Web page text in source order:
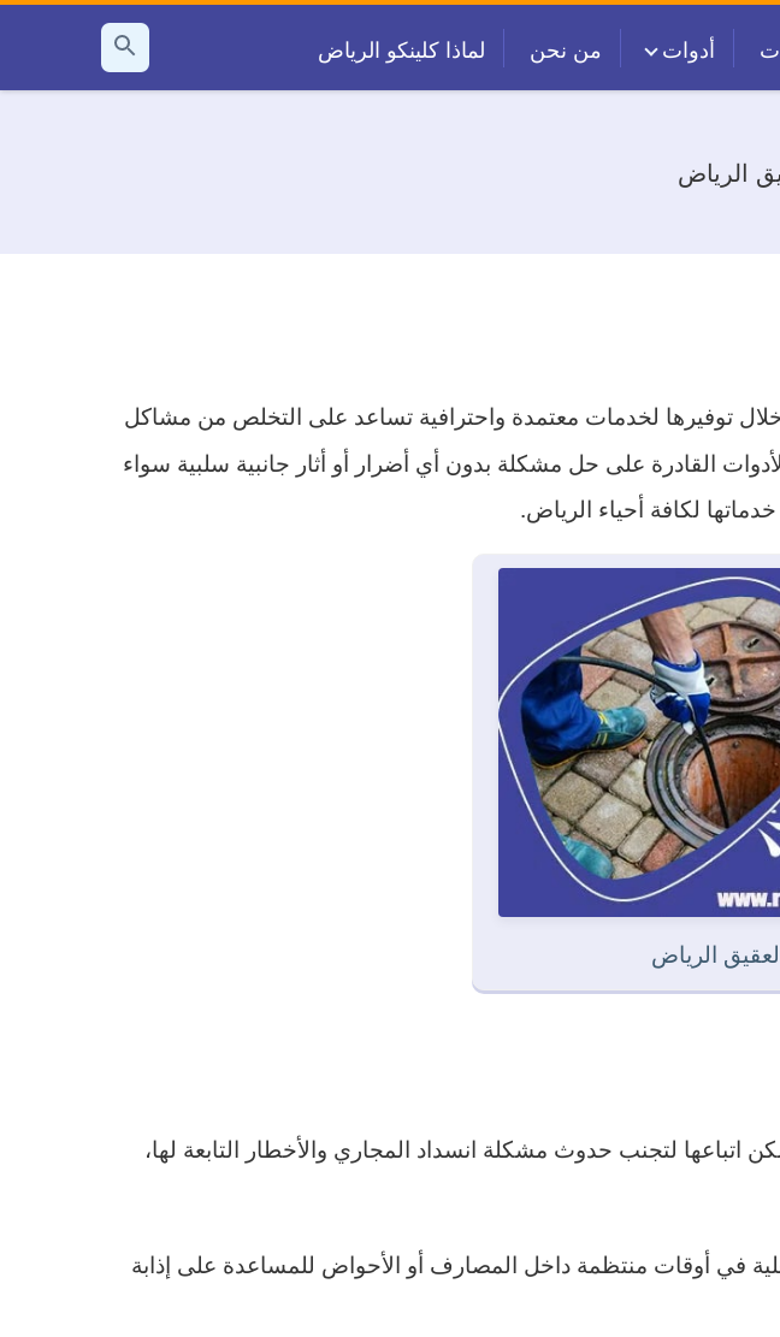
أدوات من نحن لماذا كلينكو الرياض
بحث
عن
الرياض
توفيرها لخدمات معتمدة واحترافية تساعد على التخلص من مشاكل
القادرة على حل مشكلة بدون أي أضرار أو أثار جانبية سلبية سواء
لكافة أحياء الرياض.
الرياض
اتباعها لتجنب حدوث مشكلة انسداد المجاري والأخطار التابعة لها،
في أوقات منتظمة داخل المصارف أو الأحواض للمساعدة على إذابة